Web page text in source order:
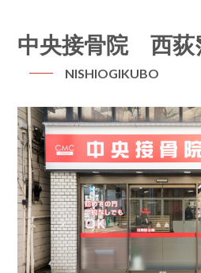
中央接骨院 西荻
NISHIOGIKUBO